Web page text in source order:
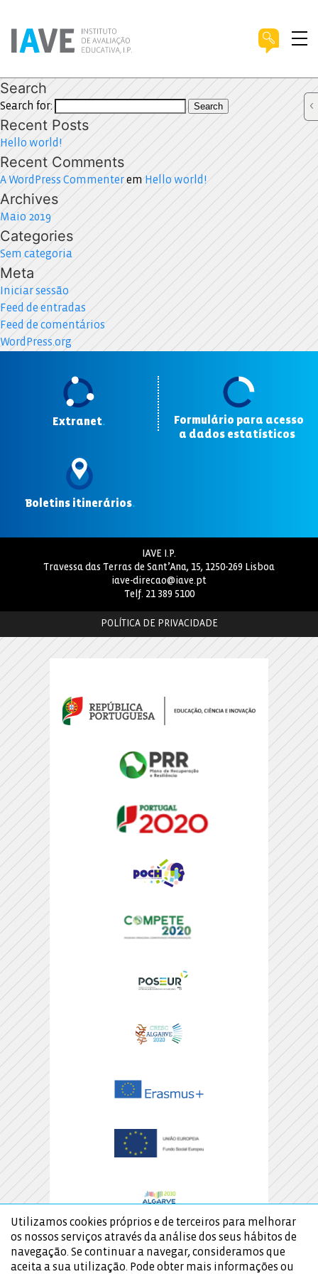
Search
Search for: Search
Recent Posts
Hello world!
Recent Comments
A WordPress Commenterem Hello world!
Archives
Maio 2019
Categories
Sem categoria
Meta
Iniciar sessão
Feed de entradas
Feed de comentários
WordPress.org
Extranet.
Formulário para acesso
a dados estatísticos
Boletins itinerários.
IAVE I.P.
Travessa das Terras de Sant’Ana, 15, 1250-269 Lisboa
iave-direcao@iave.pt
Telf. 21 389 5100
POLÍTICA DE PRIVACIDADE
Utilizamos cookies próprios e de terceiros para melhorar
os nossos serviços através da análise dos seus hábitos de
navegação. Se continuar a navegar, consideramos que
aceita a sua utilização. Pode obter mais informações ou